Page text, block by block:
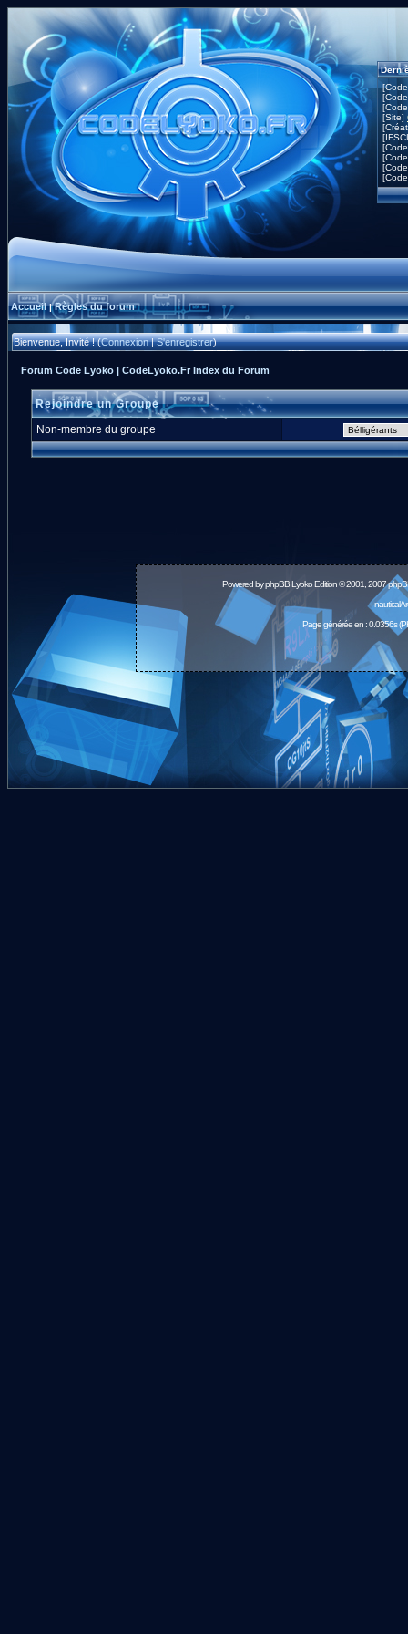
[Site]
Accueil|Règles du forum
Bienvenue, Invité ! (Connexion|S'enregistrer)
Forum Code Lyoko | CodeLyoko.Fr Index du Forum
Rejoindre un Groupe
Non-membre du groupe
Powered byphpBBLyoko Edition © 2001, 2007
Page générée en : 0.0356s